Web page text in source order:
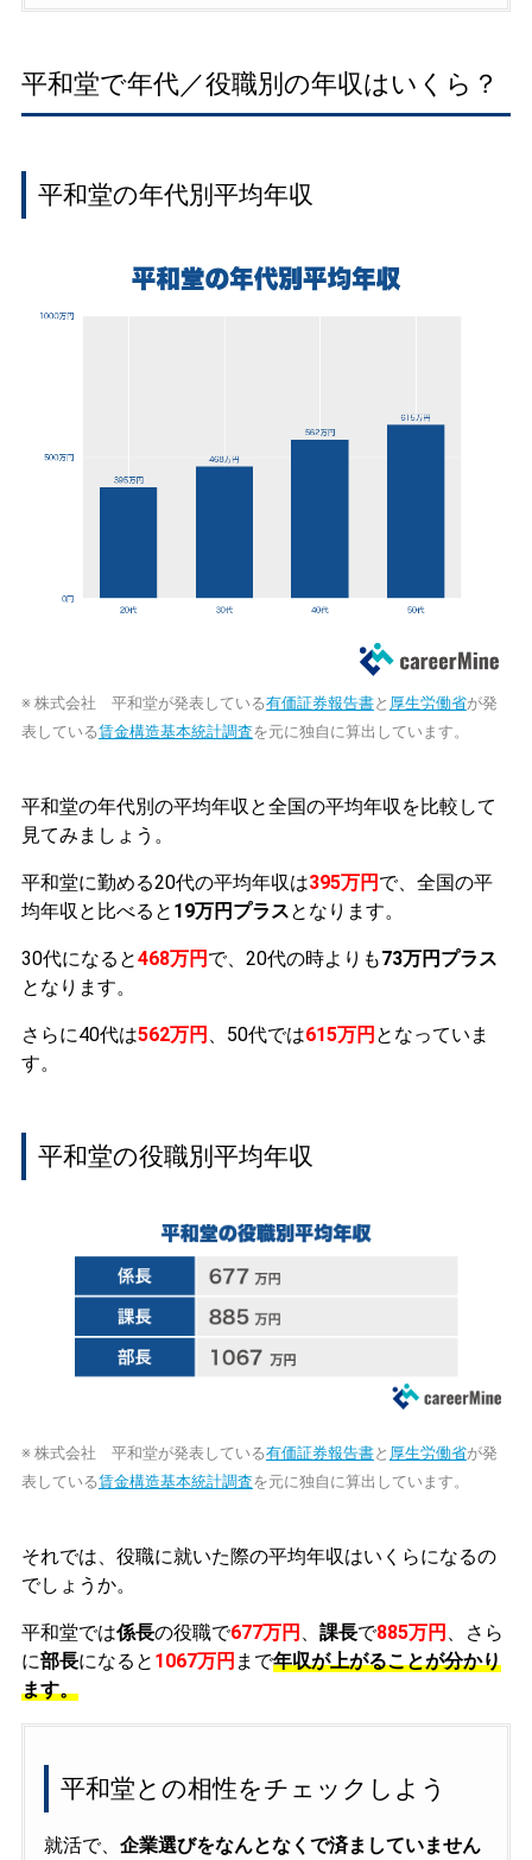
平和堂で年代／役職別の年収はいくら？
平和堂の年代別平均年収
※ 株式会社 平和堂が発表している有価証券報告書と 厚生労働省が発
表している賃金構造基本統計調査を元に独自に算出しています。
平和堂の年代別の平均年収と全国の平均年収を比較して
見てみましょう。
平和堂に勤める20代の平均年収は395万円 で、全国の平
均年収と比べると 19万円プラスとなります。
30代になると468万円 で、20代の時よりも73万円プラス
となります。
さらに40代は562万円 、50代では615万円 となっていま
す。
平和堂の役職別平均年収
※ 株式会社 平和堂が発表している有価証券報告書と 厚生労働省が発
表している賃金構造基本統計調査を元に独自に算出しています。
それでは、役職に就いた際の平均年収はいくらになるの
でしょうか。
平和堂では係長の役職で677万円 課長で885万円
、さら
に部長になると 1067万円 まで年収が上がることが分かり
ます。
平和堂との相性をチェックしよう
就活で、 企業選びをなんとなくで済ましていません